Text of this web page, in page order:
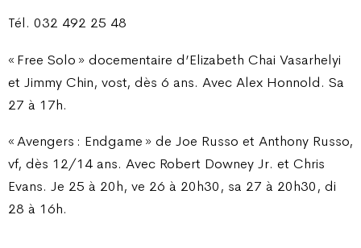
Tél. 032 492 25 48
« Free Solo » docementaire d’Elizabeth Chai Vasarhelyi
et Jimmy Chin, vost, dès 6 ans. Avec Alex Honnold. Sa
27 à 17h.
« Avengers : Endgame » de Joe Russo et Anthony Russo,
vf, dès 12/14 ans. Avec Robert Downey Jr. et Chris
Evans. Je 25 à 20h, ve 26 à 20h30, sa 27 à 20h30, di
28 à 16h.